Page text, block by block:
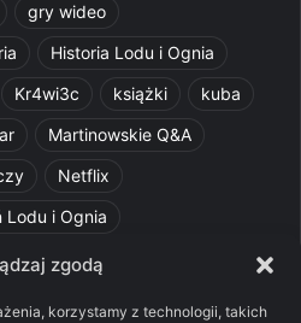
zgodą
korzystamy z technologii, takich
gry wideo
Historia Lodu i Ognia
Kr4wi3c książki
kuba
Martinowskie Q&A
Netflix
Lodu i Ognia
Pytania do maesterów